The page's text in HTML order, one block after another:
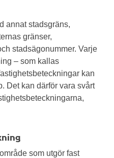
annat stadsgräns,
gränser,
stadsägonummer. Varje
– som kallas
kan
Det kan därför vara svårt
som utgör fast